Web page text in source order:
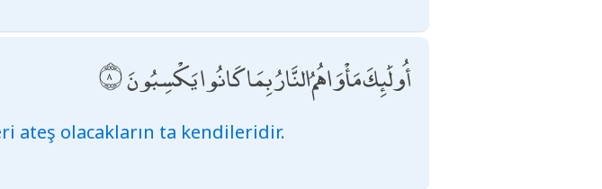
أُولَٰئِكَ مَأْوَاهُمُ النَّارُ بِمَا كَانُوا يَكْسِبُونَ
ateş olacakların ta kendileridir.